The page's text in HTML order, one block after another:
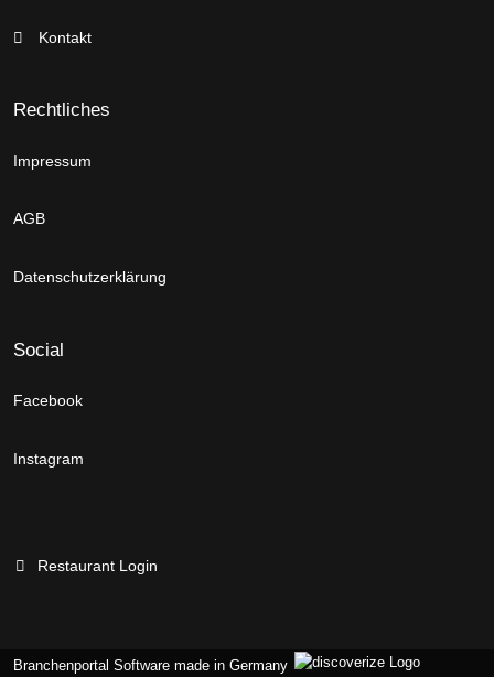
Kontakt
Rechtliches
Impressum
AGB
Datenschutzerklärung
Social
Facebook
Instagram
Restaurant Login
Branchenportal Software made in Germany